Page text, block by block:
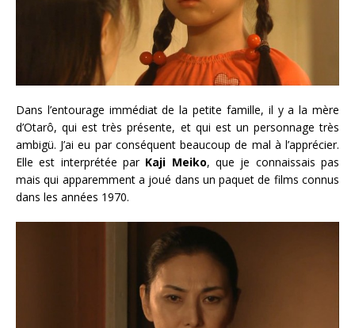
Dans l’entourage immédiat de la petite famille, il y a la mère
d’Otarô, qui est très présente, et qui est un personnage très
ambigü. J’ai eu par conséquent beaucoup de mal à l’apprécier.
Elle est interprétée par Kaji Meiko, que je connaissais pas
mais qui apparemment a joué dans un paquet de films connus
dans les années 1970.